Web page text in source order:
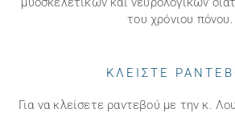
του χρόνιου πόνου.
ΚΛΕΙΣΤΕ
Για να κλείσετε ραντεβού με την κ.